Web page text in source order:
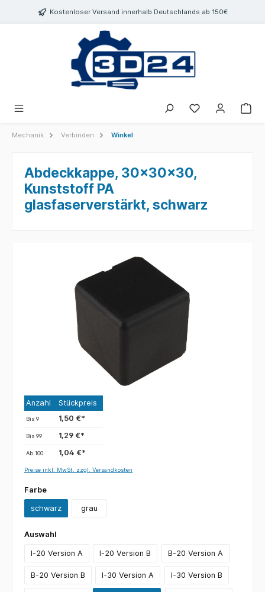
springenKostenloser Versand innerhalb Deutschlands ab 150€
Mechanik Verbinden Winkel
Abdeckkappe, 30x30x30,
Kunststoff PA
glasfaserverstärkt, schwarz
Anzahl Stückpreis
Bis9 1,50 €*
Bis99 1,29 €*
Ab100 1,04 €*
Preise inkl. MwSt. zzgl. Versandkosten
Farbe
schwarz grau
Auswahl
I-20 Version A I-20 Version B B-20 Version A
B-20 Version B I-30 Version A I-30 Version B